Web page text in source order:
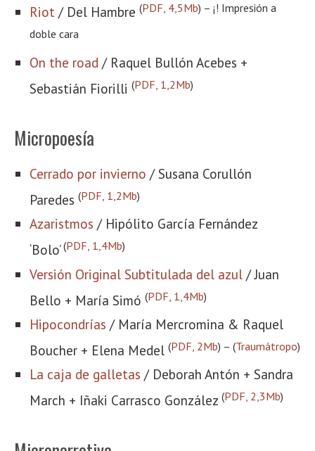
Riot / Del Hambre (PDF, 4,5Mb) – ¡! Impresión a
doble cara
On the road / Raquel Bullón Acebes +
Sebastián Fiorilli (PDF, 1,2Mb)
Micropoesía
Cerrado por invierno / Susana Corullón
Paredes (PDF, 1,2Mb)
Azaristmos / Hipólito García Fernández
‘Bolo’(PDF, 1,4Mb)
Versión Original Subtitulada del azul / Juan
Bello + María Simó (PDF, 1,4Mb)
Hipocondrías / María Mercromina & Raquel
Boucher + Elena Medel (PDF, 2Mb) – (Traumátropo)
La caja de galletas / Deborah Antón + Sandra
March + Iñaki Carrasco González (PDF, 2,3Mb)